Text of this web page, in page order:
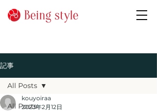
記事
All Posts
All Posts
kouyoiraa
2023年2月12日